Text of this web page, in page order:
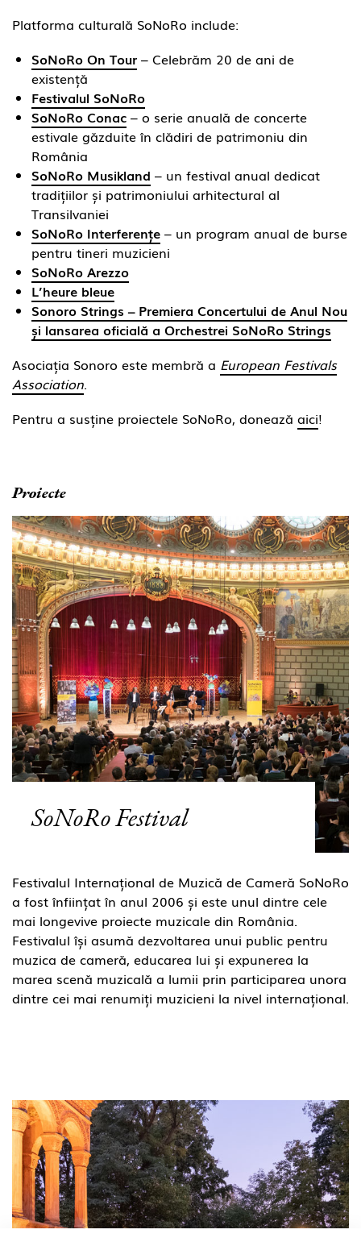
Platforma culturală SoNoRo include:
SoNoRo On Tour – Celebrăm 20 de ani de
existență
Festivalul SoNoRo
SoNoRo Conac – o serie anuală de concerte
estivale găzduite în clădiri de patrimoniu din
România
SoNoRo Musikland – un festival anual dedicat
tradițiilor și patrimoniului arhitectural al
Transilvaniei
SoNoRo Interferențe – un program anual de burse
pentru tineri muzicieni
SoNoRo Arezzo
L’heure bleue
Sonoro Strings – Premiera Concertului de Anul Nou
și lansarea oficială a Orchestrei SoNoRo Strings
Asociația Sonoro este membră a European Festivals
Association.
Pentru a susține proiectele SoNoRo, donează aici!
Proiecte
SoNoRo Festival
Festivalul Internațional de Muzică de Cameră SoNoRo
a fost înființat în anul 2006 și este unul dintre cele
mai longevive proiecte muzicale din România.
Festivalul își asumă dezvoltarea unui public pentru
muzica de cameră, educarea lui și expunerea la
marea scenă muzicală a lumii prin participarea unora
dintre cei mai renumiți muzicieni la nivel internațional.